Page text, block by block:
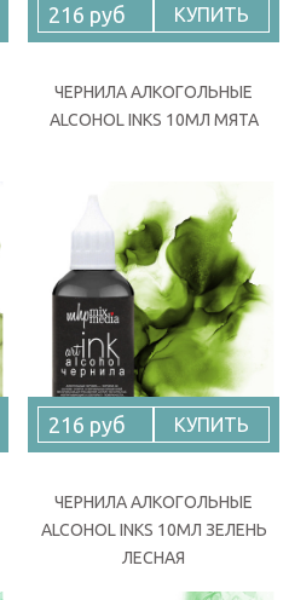
216 руб КУПИТЬ
ЧЕРНИЛА АЛКОГОЛЬНЫЕ
ALCOHOL INKS 10МЛ МЯТА
216 руб КУПИТЬ
ЧЕРНИЛА АЛКОГОЛЬНЫЕ
ALCOHOL INKS 10МЛ ЗЕЛЕНЬ
ЛЕСНАЯ